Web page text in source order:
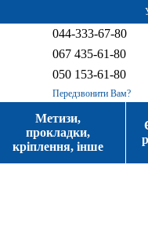
044-333-67-80
067 435-61-80
050 153-61-80
Передзвонити Вам?
Метизи,
прокладки,
кріплення, інше